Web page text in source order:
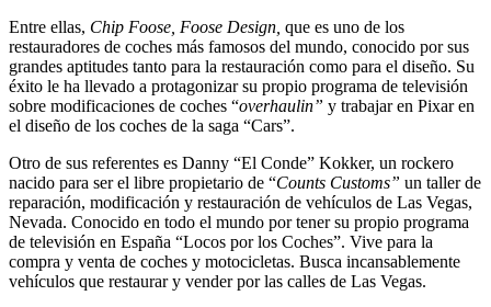
Entre ellas, Chip Foose, Foose Design, que es uno de los
restauradores de coches más famosos del mundo, conocido por sus
grandes aptitudes tanto para la restauración como para el diseño. Su
éxito le ha llevado a protagonizar su propio programa de televisión
sobre modificaciones de coches “overhaulin” y trabajar en Pixar en
el diseño de los coches de la saga “Cars”.
Otro de sus referentes es Danny “El Conde” Kokker, un rockero
nacido para ser el libre propietario de “Counts Customs” un taller de
reparación, modificación y restauración de vehículos de Las Vegas,
Nevada. Conocido en todo el mundo por tener su propio programa
de televisión en España “Locos por los Coches”. Vive para la
compra y venta de coches y motocicletas. Busca incansablemente
vehículos que restaurar y vender por las calles de Las Vegas.